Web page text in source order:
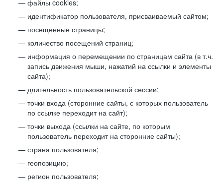
файлы cookies;
идентификатор пользователя, присваиваемый сайтом;
посещенные страницы;
количество посещений страниц;
информация о перемещении по страницам сайта (в т.ч.
запись движения мыши, нажатий на ссылки и элементы
сайта);
длительность пользовательской сессии;
точки входа (сторонние сайты, с которых пользователь
по ссылке переходит на сайт);
точки выхода (ссылки на сайте, по которым
пользователь переходит на сторонние сайты);
страна пользователя;
геопозицию;
регион пользователя;